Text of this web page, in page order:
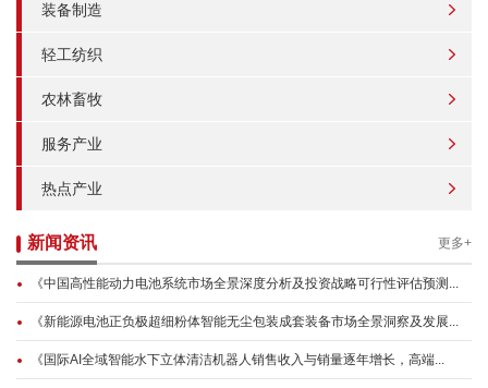
装备制造
轻工纺织
农林畜牧
服务产业
热点产业
新闻资讯 更多+
《中国高性能动力电池系统市场全景深度分析及投资战略可行性评估预测...
《新能源电池正负极超细粉体智能无尘包装成套装备市场全景洞察及发展...
《国际AI全域智能水下立体清洁机器人销售收入与销量逐年增长，高端...